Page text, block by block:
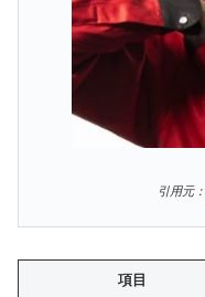
引用元：
項目